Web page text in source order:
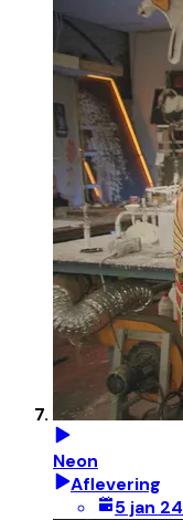
Neon
Aflevering
5 jan 24